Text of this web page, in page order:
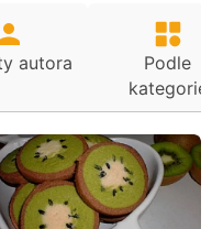
autora
Podle
kategorie